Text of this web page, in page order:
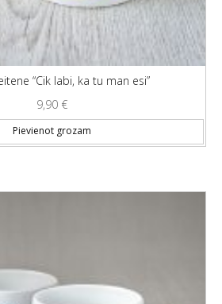
“Cik labi, ka tu man esi”
9,90 €
Pievienot grozam